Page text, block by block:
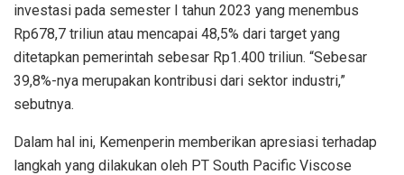
investasi pada semester I tahun 2023 yang menembus
Rp678,7 triliun atau mencapai 48,5% dari target yang
ditetapkan pemerintah sebesar Rp1.400 triliun. “Sebesar
39,8%-nya merupakan kontribusi dari sektor industri,”
sebutnya.
Dalam hal ini, Kemenperin memberikan apresiasi terhadap
langkah yang dilakukan oleh PT South Pacific Viscose